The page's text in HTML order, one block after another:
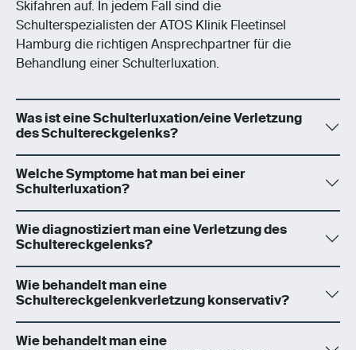
Skifahren auf. In jedem Fall sind die
Schulterspezialisten der ATOS Klinik Fleetinsel
Hamburg die richtigen Ansprechpartner für die
Behandlung einer Schulterluxation.
Was ist eine Schulterluxation/eine Verletzung
des Schultereckgelenks?
Welche Symptome hat man bei einer
Schulterluxation?
Wie diagnostiziert man eine Verletzung des
Schultereckgelenks?
Wie behandelt man eine
Schultereckgelenkverletzung konservativ?
Wie behandelt man eine